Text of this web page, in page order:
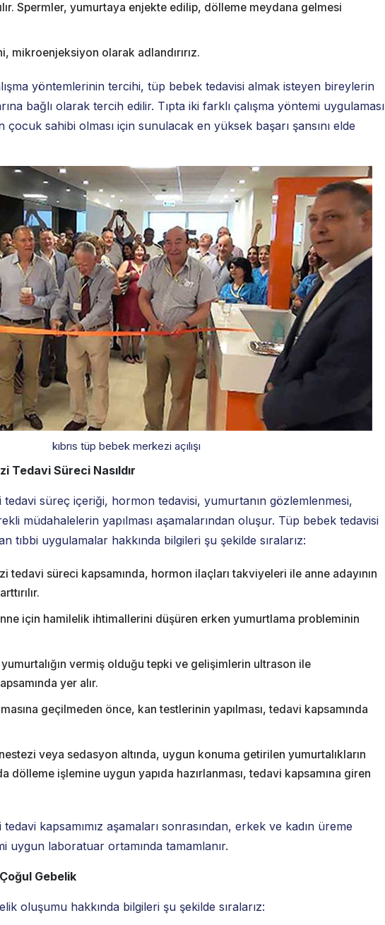
Spermler, yumurtaya enjekte edilip, dölleme meydana gelmesi
mikroenjeksiyon olarak adlandırırız.
yöntemlerinin tercihi, tüp bebek tedavisi almak isteyen bireylerin
bağlı olarak tercih edilir. Tıpta iki farklı çalışma yöntemi uygulaması
çocuk sahibi olması için sunulacak en yüksek başarı şansını elde
kıbrıs tüp bebek merkezi açılışı
Tedavi Süreci Nasıldır
tedavi süreç içeriği, hormon tedavisi, yumurtanın gözlemlenmesi,
müdahalelerin yapılması aşamalarından oluşur. Tüp bebek tedavisi
tıbbi uygulamalar hakkında bilgileri şu şekilde sıralarız:
tedavi süreci kapsamında, hormon ilaçları takviyeleri ile anne adayının
için hamilelik ihtimallerini düşüren erken yumurtlama probleminin
yumurtalığın vermiş olduğu tepki ve gelişimlerin ultrason ile
yer alır.
geçilmeden önce, kan testlerinin yapılması, tedavi kapsamında
veya sedasyon altında, uygun konuma getirilen yumurtalıkların
dölleme işlemine uygun yapıda hazırlanması, tedavi kapsamına giren
kapsamımız aşamaları sonrasından, erkek ve kadın üreme
uygun laboratuar ortamında tamamlanır.
Gebelik
oluşumu hakkında bilgileri şu şekilde sıralarız: